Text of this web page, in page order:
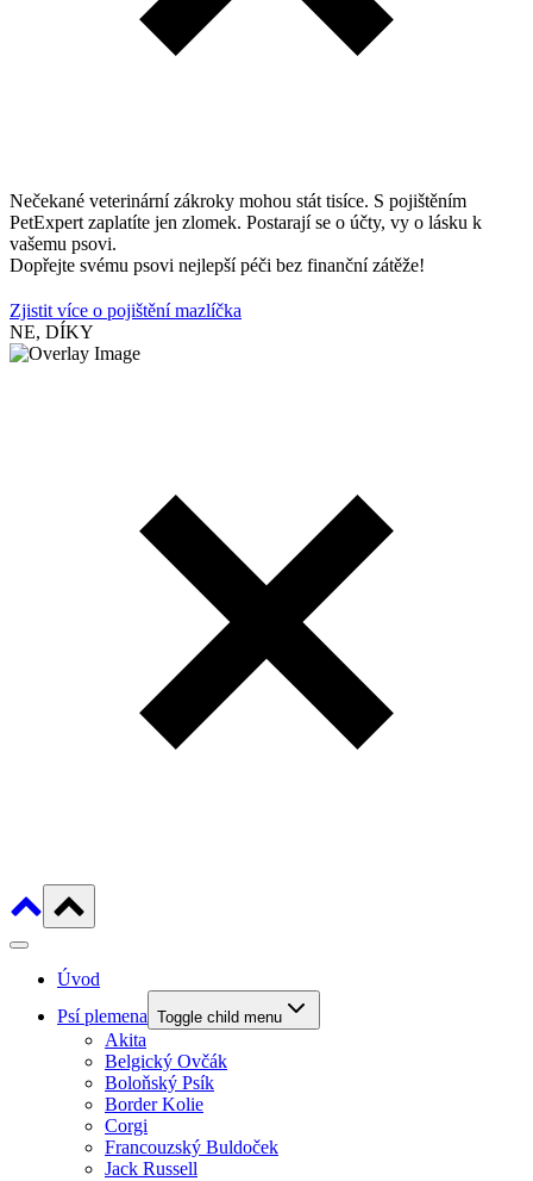
Nečekané veterinární zákroky mohou stát tisíce. S pojištěním
PetExpert zaplatíte jen zlomek. Postarají se o účty, vy o lásku k
vašemu psovi.
Dopřejte svému psovi nejlepší péči bez finanční zátěže!
Zjistit více o pojištění mazlíčka
NE, DÍKY
Úvod
Psí plemena Toggle child menu
Akita
Belgický Ovčák
Boloňský Psík
Border Kolie
Corgi
Francouzský Buldoček
Jack Russell